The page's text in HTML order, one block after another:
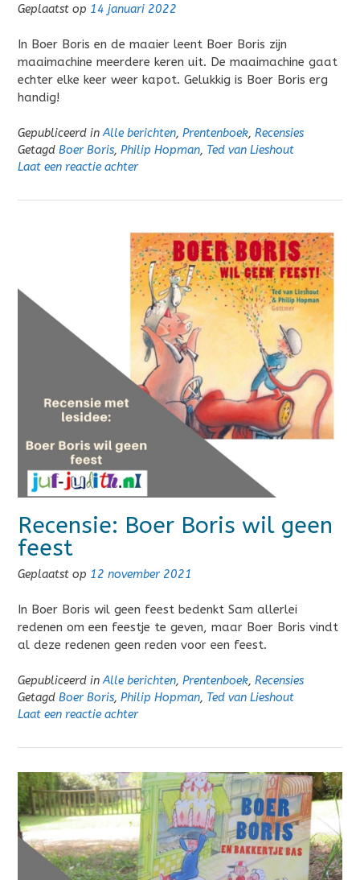
Geplaatst op 14 januari 2022
In Boer Boris en de maaier leent Boer Boris zijn
maaimachine meerdere keren uit. De maaimachine gaat
echter elke keer weer kapot. Gelukkig is Boer Boris erg
handig!
Gepubliceerd inAlle berichten, Prentenboek, Recensies
Getagd Boer Boris, Philip Hopman, Ted van Lieshout
Laat een reactie achter
Recensie: Boer Boris wil geen
feest
Geplaatst op 12 november 2021
In Boer Boris wil geen feest bedenkt Sam allerlei
redenen om een feestje te geven, maar Boer Boris vindt
al deze redenen geen reden voor een feest.
Gepubliceerd inAlle berichten, Prentenboek, Recensies
Getagd Boer Boris, Philip Hopman, Ted van Lieshout
Laat een reactie achter